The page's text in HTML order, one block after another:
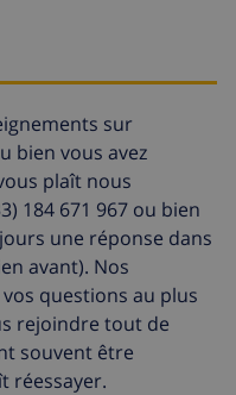
(52,77 $US/HOUR)
sur
bien vous avez
plaît nous
184 671 967 ou bien
une réponse dans
avant). Nos
questions au plus
rejoindre tout de
souvent être
réessayer.